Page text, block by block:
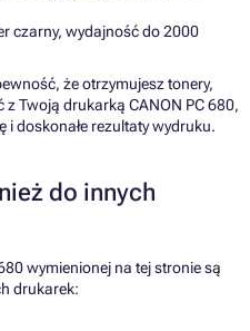
czarny, wydajność do 2000
że otrzymujesz tonery,
Twoją drukarką CANON PC 680,
doskonałe rezultaty wydruku.
do innych
wymienionej na tej stronie są
drukarek: